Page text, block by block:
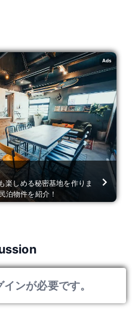
Ads
楽しめる秘密基地を作りま
泊物件を紹介！
ンが必要です。